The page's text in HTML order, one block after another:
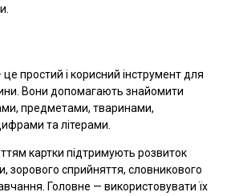
простий і корисний інструмент для
Вони допомагають знайомити
предметами, тваринами,
та літерами.
картки підтримують розвиток
зорового сприйняття, словникового
Головне — використовувати їх